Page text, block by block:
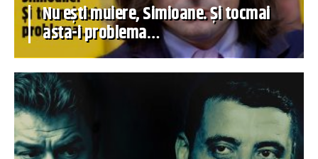
Nu ești muiere, Simioane. Și tocmai
asta-i problema…